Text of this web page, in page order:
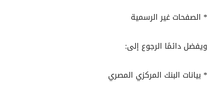
* الصفحات غير الرسمية
ويفضل دائمًا الرجوع إلى:
* بيانات البنك المركزي المصري